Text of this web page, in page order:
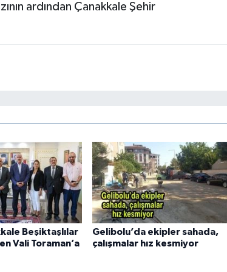
ardından Çanakkale Şehir
Beşiktaşlılar
Vali Toraman’a
Gelibolu’da ekipler sahada,
çalışmalar hız kesmiyor